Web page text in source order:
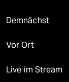
Demnächst
Vor Ort
Live im Stream